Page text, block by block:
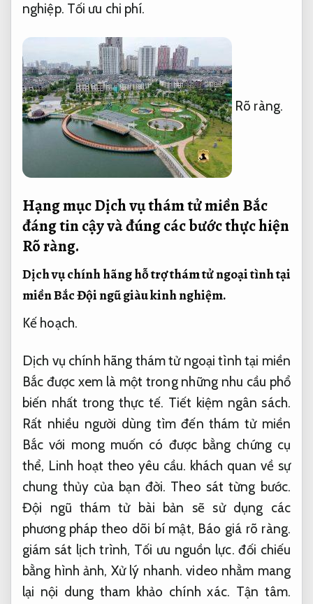
nghiệp. Tối ưu chi phí.
Rõ ràng.
Hạng mục Dịch vụ thám tử miền Bắc
đáng tin cậy và đúng các bước thực hiện
Rõ ràng.
Dịch vụ chính hãng hỗ trợ thám tử ngoại tình tại
miền BắcĐội ngũ giàu kinh nghiệm.
Kế hoạch.
Dịch vụ chính hãng thám tử ngoại tình tại miền
Bắc được xem là một trong những nhu cầu phổ
biến nhất trong thực tế. Tiết kiệm ngân sách.
Rất nhiều người dùng tìm đến thám tử miền
Bắc với mong muốn có được bằng chứng cụ
thể, Linh hoạt theo yêu cầu. khách quan về sự
chung thủy của bạn đời. Theo sát từng bước.
Đội ngũ thám tử bài bản sẽ sử dụng các
phương pháp theo dõi bí mật, Báo giá rõ ràng.
giám sát lịch trình, Tối ưu nguồn lực. đối chiếu
bằng hình ảnh, Xử lý nhanh. video nhằm mang
lại nội dung tham khảo chính xác. Tận tâm.